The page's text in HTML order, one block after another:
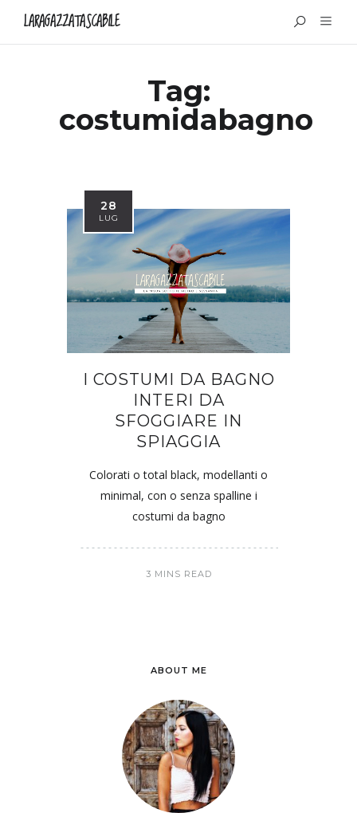
LARAGAZZATASCABILE
Tag:
costumidabagno
28
LUG
I COSTUMI DA BAGNO
INTERI DA
SFOGGIARE IN
SPIAGGIA
Colorati o total black, modellanti o
minimal, con o senza spalline i
costumi da bagno
3 MINS READ
ABOUT ME